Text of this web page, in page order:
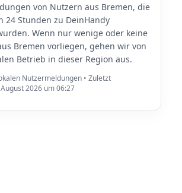
von Nutzern aus Bremen, die
24 Stunden zu DeinHandy
Wenn nur wenige oder keine
Bremen vorliegen, gehen wir von
Betrieb in dieser Region aus.
Nutzermeldungen • Zuletzt
2026 um 06:27